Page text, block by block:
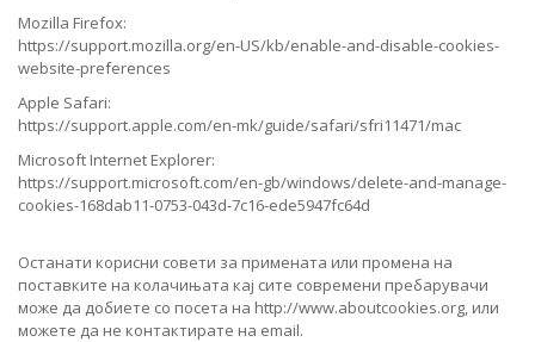
Mozilla Firefox:
https://support.mozilla.org/en-US/kb/enable-and-disable-cookies-
website-preferences
Apple Safari:
https://support.apple.com/en-mk/guide/safari/sfri11471/mac
Microsoft Internet Explorer:
https://support.microsoft.com/en-gb/windows/delete-and-manage-
cookies-168dab11-0753-043d-7c16-ede5947fc64d
Останати корисни совети за примената или промена на
поставките на колачињата кај сите современи пребарувачи
може да добиете со посета на http://www.aboutcookies.org, или
можете да не контактирате на email.